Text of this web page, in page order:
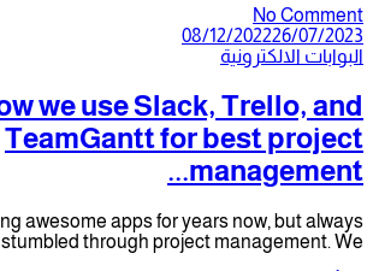
08/12/
How we use Slack,
TeamGantt for
been making awesome apps for years
just barely stumbled through project